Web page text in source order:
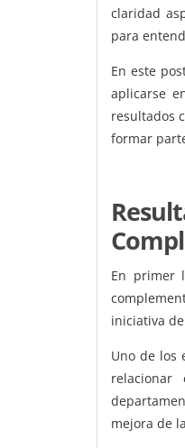
claridad
para
En este
aplicarse
resultados
formar
En primer
iniciativa
Uno de los
relacionar
mejora de